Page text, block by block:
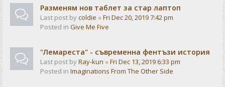
Разменям нов таблет за стар лаптоп
Last post bycoldie « Fri Dec 20, 2019 7:42 pm
Posted in Give Me Five
"Лемареста" - съвременна фентъзи история
Last post byRay-kun « Fri Dec 13, 2019 6:33 pm
Posted in Imaginations From The Other Side